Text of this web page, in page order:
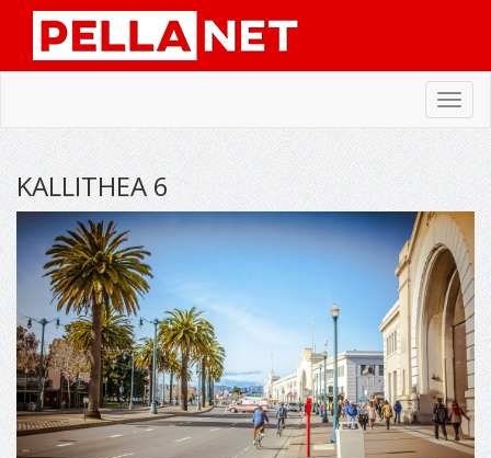
KALLITHEA 6